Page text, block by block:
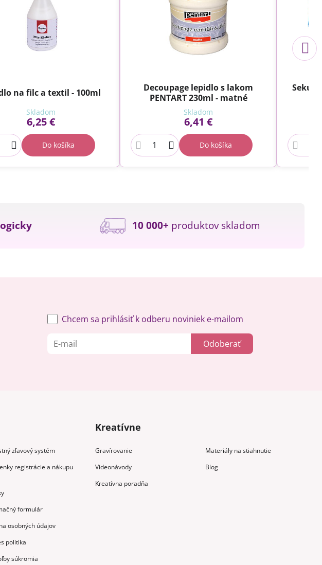
na filc a textil - 100ml
Skladom
6,25 €
Do košíka
Decoupage lepidlo s lakom
PENTART 230ml - matné
Skladom
6,41 €
Do košíka
10 000+ produktov skladom
Odoberať
Chcem sa prihlásiť k odberu noviniek e-mailom
zľavový systém
registrácie a nákupu
formulár
osobných údajov
politika
súkromia
Kreatívne
Gravírovanie
Materiály na stiahnutie
Videonávody
Blog
Kreatívna poradňa